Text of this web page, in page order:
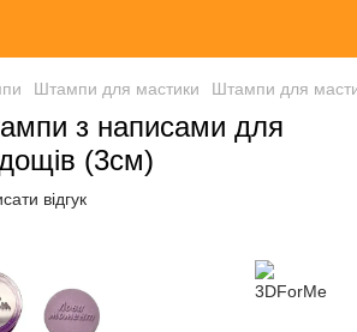
Штампи для мастики Штампи для
з написами для
(3см)
відгук